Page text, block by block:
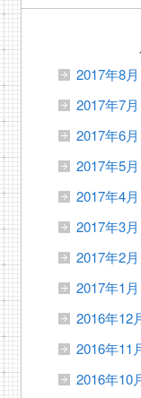
2017年8月
2017年7月
2017年6月
2017年5月
2017年4月
2017年3月
2017年2月
2017年1月
2016年12
2016年11
2016年10